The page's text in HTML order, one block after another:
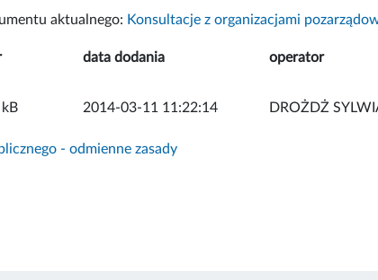
aktualnego: Konsultacje z organizacjami
data dodania operator
2014-03-11 11:22:14 DROŻDŻ
- odmienne zasady